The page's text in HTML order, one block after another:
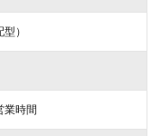
）
業時間